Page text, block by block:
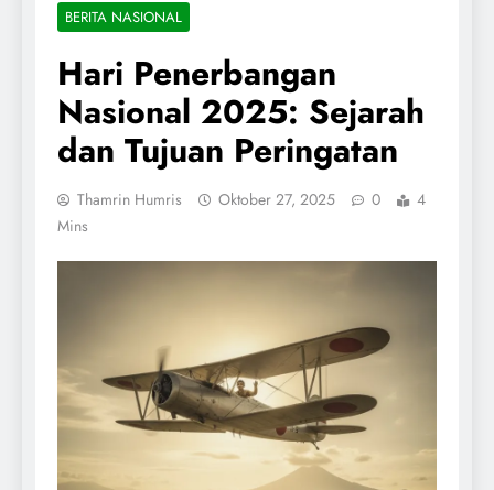
BERITA NASIONAL
Hari Penerbangan
Nasional 2025: Sejarah
dan Tujuan Peringatan
Thamrin Humris Oktober 27, 2025 0
4
Mins